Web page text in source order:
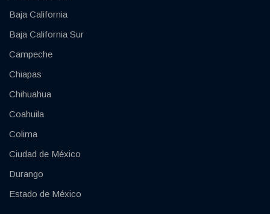
Baja California
Baja California Sur
Campeche
Chiapas
Chihuahua
Coahuila
Colima
Ciudad de México
Durango
Estado de México